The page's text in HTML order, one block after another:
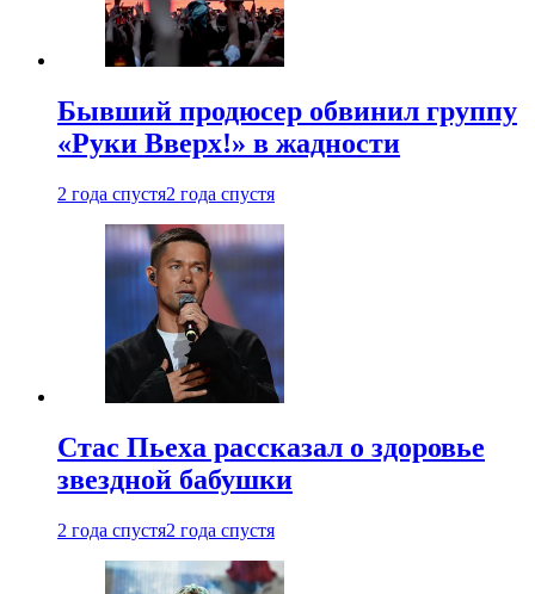
Бывший продюсер обвинил группу
«Руки Вверх!» в жадности
2 года спустя2 года спустя
Стас Пьеха рассказал о здоровье
звездной бабушки
2 года спустя2 года спустя